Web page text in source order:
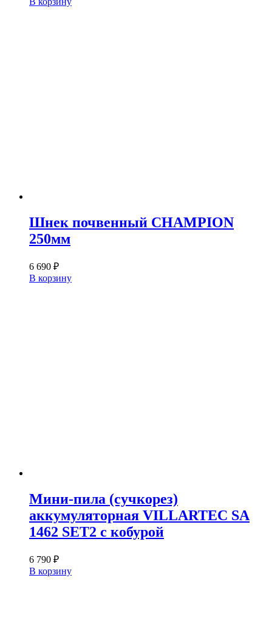
Шнек почвенный CHAMPION
250мм
6 690 ₽
В корзину
Мини-пила (сучкорез)
аккумуляторная VILLARTEC SA
1462 SET2 с кобурой
6 790 ₽
В корзину